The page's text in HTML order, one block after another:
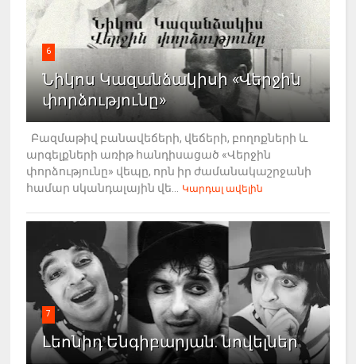
6
Նիկոս Կազանձակիսի «Վերջին
փորձությունը»
Բազմաթիվ բանավեճերի, վեճերի, բողոքների և
արգելքների առիթ հանդիսացած «Վերջին
փորձությունը» վեպը, որն իր ժամանակաշրջանի
համար սկանդալային վե...
Կարդալ ավելին
7
Լեոնիդ Ենգիբարյան. նովելներ